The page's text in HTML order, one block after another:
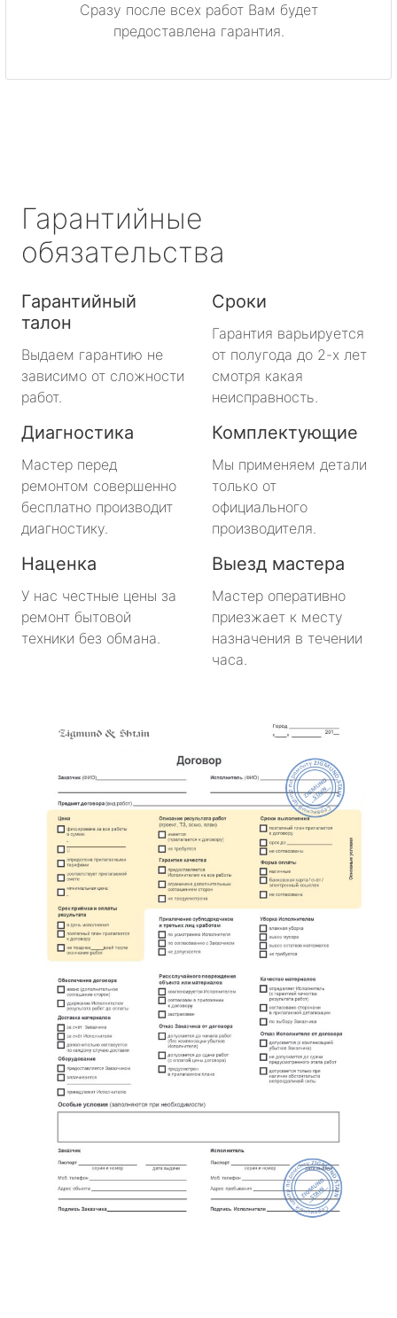
Сразу после всех работ Вам будет
предоставлена гарантия.
Гарантийные
обязательства
Гарантийный
талон
Выдаем гарантию не
зависимо от сложности
работ.
Сроки
Гарантия варьируется
от полугода до 2-х лет
смотря какая
неисправность.
Диагностика
Мастер перед
ремонтом совершенно
бесплатно производит
диагностику.
Комплектующие
Мы применяем детали
только от
официального
производителя.
Наценка
У нас честные цены за
ремонт бытовой
техники без обмана.
Выезд мастера
Мастер оперативно
приезжает к месту
назначения в течении
часа.